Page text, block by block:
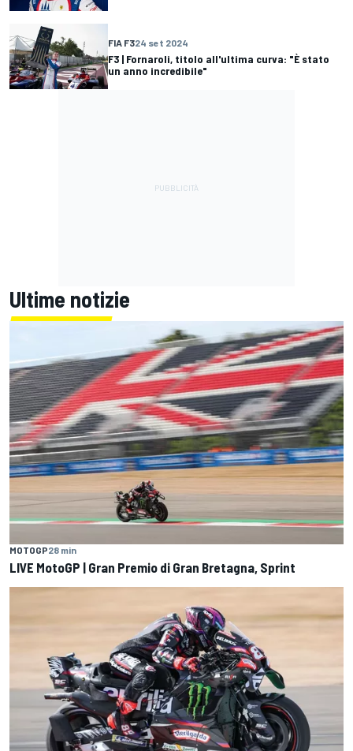
FIA F324 set 2024
F3 | Fornaroli, titolo all'ultima curva: "È stato
un anno incredibile"
Ultime notizie
MOTOGP28 min
LIVE MotoGP | Gran Premio di Gran Bretagna, Sprint